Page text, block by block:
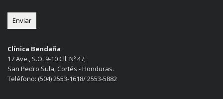
Clínica Bendaña
17 Ave., S.O. 9-10 Cll. Nº 47,
San Pedro Sula, Cortés - Honduras.
Teléfono: (504) 2553-1618/ 2553-5882